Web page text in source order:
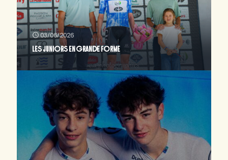
03/06/2026
LES JUNIORS EN GRANDE FORME